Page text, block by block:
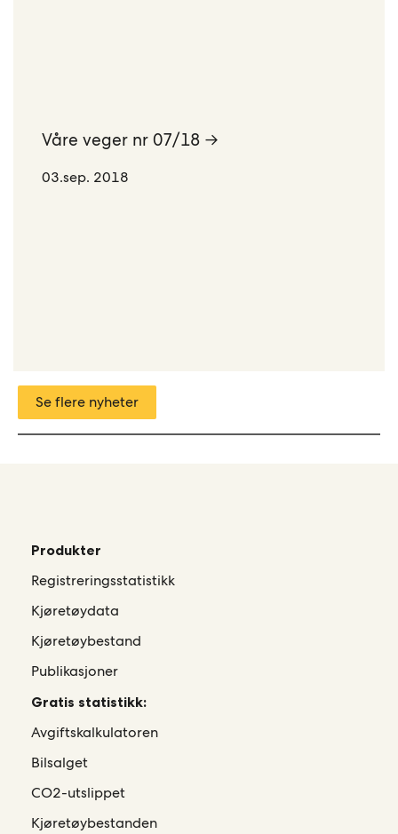
Våre veger nr 07/18 →
03.sep. 2018
Se flere nyheter
Produkter
Registreringsstatistikk
Kjøretøydata
Kjøretøybestand
Publikasjoner
Gratis statistikk:
Avgiftskalkulatoren
Bilsalget
CO2-utslippet
Kjøretøybestanden